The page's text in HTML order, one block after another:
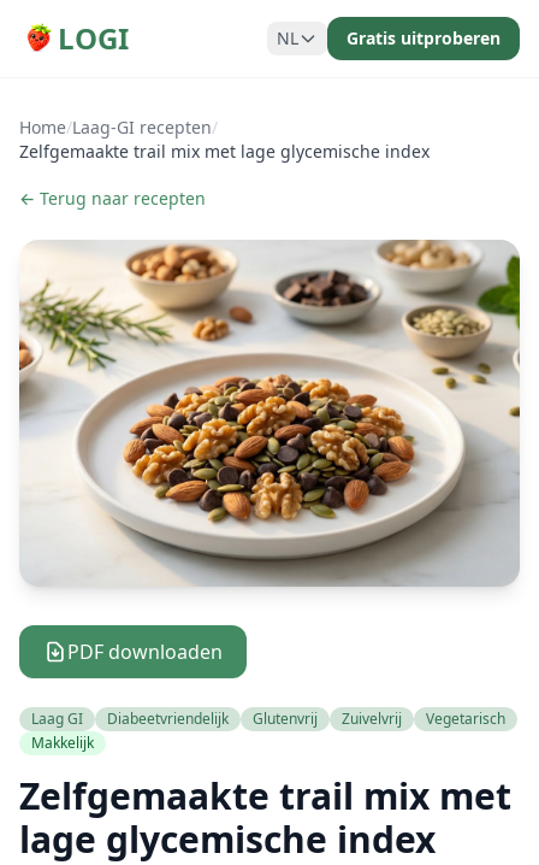
LOGI NL Gratis uitproberen
Home/Laag-GI recepten/
Zelfgemaakte trail mix met lage glycemische index
← Terug naar recepten
PDF downloaden
Laag GI Diabeetvriendelijk Glutenvrij Zuivelvrij
Vegetarisch
Makkelijk
Zelfgemaakte trail mix met
lage glycemische index